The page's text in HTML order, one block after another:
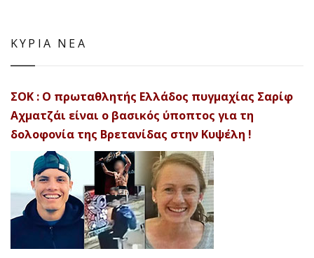
ΚΥΡΙΑ ΝΕΑ
ΣΟΚ : Ο πρωταθλητής Ελλάδος πυγμαχίας Σαρίφ
Αχματζάι είναι ο βασικός ύποπτος για τη
δολοφονία της Βρετανίδας στην Κυψέλη !